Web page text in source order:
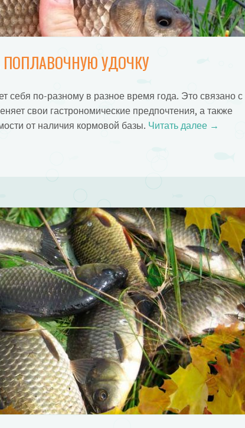
УДОЧКУ
себя по-разному в разное время года. Это связано с
свои гастрономические предпочтения, а также
от наличия кормовой базы. Читать далее →